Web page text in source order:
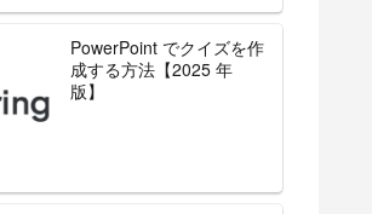
PowerPoint でクイズを作
成する方法【2025 年
版】